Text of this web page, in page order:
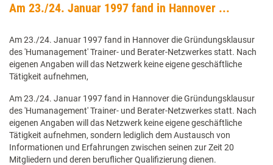
Am 23./24. Januar 1997 fand in Hannover ...
Am 23./24. Januar 1997 fand in Hannover die Gründungsklausur
des 'Humanagement' Trainer- und Berater-Netzwerkes statt. Nach
eigenen Angaben will das Netzwerk keine eigene geschäftliche
Tätigkeit aufnehmen,
Am 23./24. Januar 1997 fand in Hannover die Gründungsklausur
des 'Humanagement' Trainer- und Berater-Netzwerkes statt. Nach
eigenen Angaben will das Netzwerk keine eigene geschäftliche
Tätigkeit aufnehmen, sondern lediglich dem Austausch von
Informationen und Erfahrungen zwischen seinen zur Zeit 20
Mitgliedern und deren beruflicher Qualifizierung dienen.